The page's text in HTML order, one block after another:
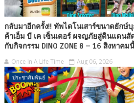
กลับมาอีกครั้ง!! ทัพไดโนเสาร์ขนาดยักษ์บุ
ค้าเอ็ม บี เค เซ็นเตอร์ ผจญภัยสู่ดินแดน
กับกิจกรรม DINO ZONE 8 – 16 สิงหาคม
Once In A Life Time Aug 06, 2026
ประชาสัมพันธ์